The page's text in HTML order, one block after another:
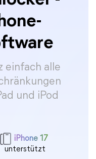
einfach alle
und iPod
iPhone 17
unterstützt